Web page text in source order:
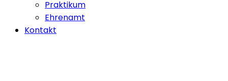
Praktikum
Ehrenamt
Kontakt